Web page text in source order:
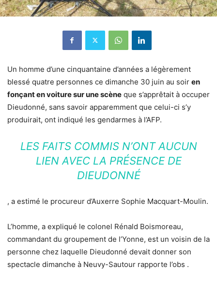
Un homme d’une cinquantaine d’années a légèrement
blessé quatre personnes ce dimanche 30 juin au soir en
fonçant en voiture sur une scène que s’apprêtait à occuper
Dieudonné, sans savoir apparemment que celui-ci s’y
produirait, ont indiqué les gendarmes à l’AFP.
LES FAITS COMMIS N’ONT AUCUN
LIEN AVEC LA PRÉSENCE DE
DIEUDONNÉ
, a estimé le procureur d’Auxerre Sophie Macquart-Moulin.
L’homme, a expliqué le colonel Rénald Boismoreau,
commandant du groupement de l’Yonne, est un voisin de la
personne chez laquelle Dieudonné devait donner son
spectacle dimanche à Neuvy-Sautour rapporte l’obs .